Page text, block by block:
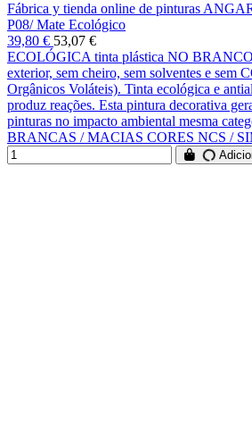
Fábrica y tienda online de pinturas
P08/ Mate Ecológico
39,80 € 53,07 €
ECOLÓGICA tinta plástica NO
exterior, sem cheiro, sem solventes e sem
Orgânicos Voláteis). Tinta ecológica e
produz reações. Esta pintura decorativa
pinturas no impacto ambiental mesma
BRANCAS / MACIAS CORES NCS /